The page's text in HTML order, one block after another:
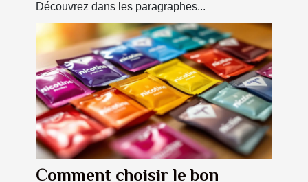
Découvrez dans les paragraphes...
Comment choisir le bon